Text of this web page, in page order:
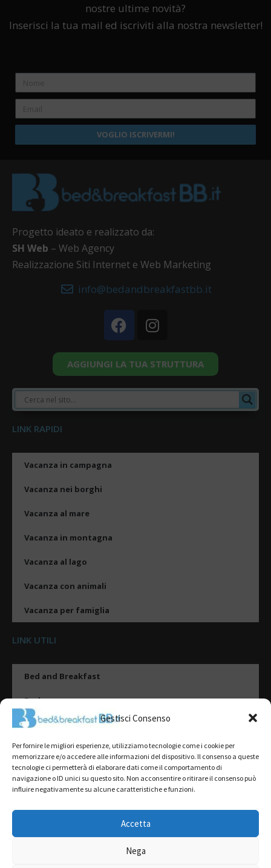
Gestisci Consenso
Per fornire le migliori esperienze, utilizziamo tecnologie come i cookie per
memorizzare e/o accedere alle informazioni del dispositivo. Il consenso a queste
tecnologie ci permetterà di elaborare dati come il comportamento di
navigazione o ID unici su questo sito. Non acconsentire o ritirare il consenso può
influire negativamente su alcune caratteristiche e funzioni.
Accetta
Nega
nostre ultime novità?
Inserisci la tua mail ed iscriviti alla nostra newsletter!
VOGLIO ISCRIVERMI!
Progetto ideato e realizzato da:
SH Web – Web Agency
Realizzazione Siti Internet e Web Marketing
info@bedandbreakfastbb.it
AGGIUNGI LA TUA STRUTTURA
LINK RAPIDI
Vacanza in campagna
Vacanza nei borghi
Vacanza al mare
Vacanza in montagna
Vacanza al lago
Vacanza con animali
Vacanza per famiglia
LINK UTILI
Bed and Breakfast
Esplora
Tipologie di alloggio
Destinazioni
Il mio account
2022@ All Rights Reserved | Tutti i contenuti ed i diritti sono riservati, è